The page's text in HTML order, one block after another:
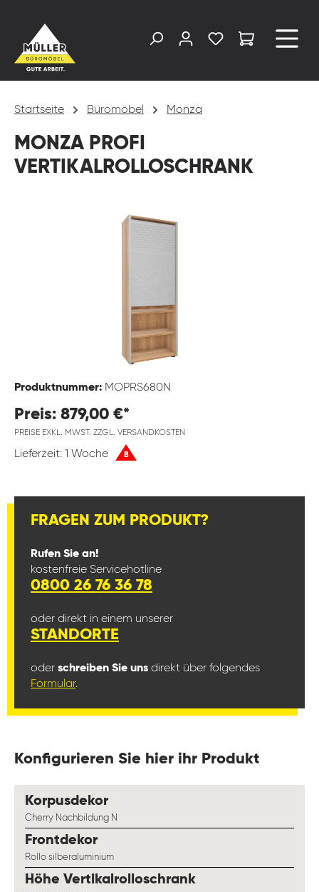
Startseite Büromöbel Monza
MONZA PROFI
VERTIKALROLLOSCHRANK
Bildergalerie überspringen
Produktnummer: MOPRS680N
Preis: 879,00 €*
PREISE EXKL. MWST. ZZGL. VERSANDKOSTEN
Lieferzeit: 1 Woche B
FRAGEN ZUM PRODUKT?
Rufen Sie an!
kostenfreie Servicehotline
0800 26 76 36 78
oder direkt in einem unserer
STANDORTE
oder schreiben Sie uns direkt über folgendes
Formular.
Konfigurieren Sie hier ihr Produkt
Korpusdekorauswählen
Cherry Nachbildung N
Frontdekorauswählen
Rollo silberaluminium
Höhe Vertikalrolloschrankauswählen